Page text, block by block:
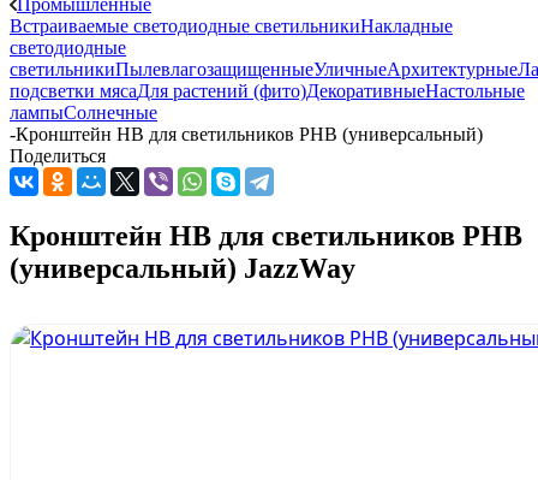
Промышленные
Встраиваемые светодиодные светильникиНакладные
светодиодные
светильникиПылевлагозащищенныеУличныеАрхитектурные
подсветки мясаДля растений (фито)ДекоративныеНастольные
лампыСолнечные
-Кронштейн HB для светильников PHB (универсальный)
Поделиться
Кронштейн HB для светильников PHB
(универсальный) JazzWay